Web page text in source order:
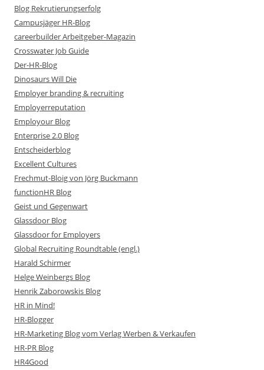
Blog Rekrutierungserfolg
Campusjäger HR-Blog
careerbuilder Arbeitgeber-Magazin
Crosswater Job Guide
Der-HR-Blog
Dinosaurs Will Die
Employer branding & recruiting
Employerreputation
Employour Blog
Enterprise 2.0 Blog
Entscheiderblog
Excellent Cultures
Frechmut-Bloig von Jörg Buckmann
functionHR Blog
Geist und Gegenwart
Glassdoor Blog
Glassdoor for Employers
Global Recruiting Roundtable (engl.)
Harald Schirmer
Helge Weinbergs Blog
Henrik Zaborowskis Blog
HR in Mind!
HR-Blogger
HR-Marketing Blog vom Verlag Werben & Verkaufen
HR-PR Blog
HR4Good